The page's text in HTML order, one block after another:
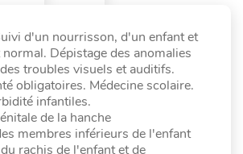
d'un nourrisson, d'un enfant et
Dépistage des anomalies
troubles visuels et auditifs.
obligatoires. Médecine scolaire.
infantiles.
de la hanche
membres inférieurs de l'enfant
rachis de l'enfant et de